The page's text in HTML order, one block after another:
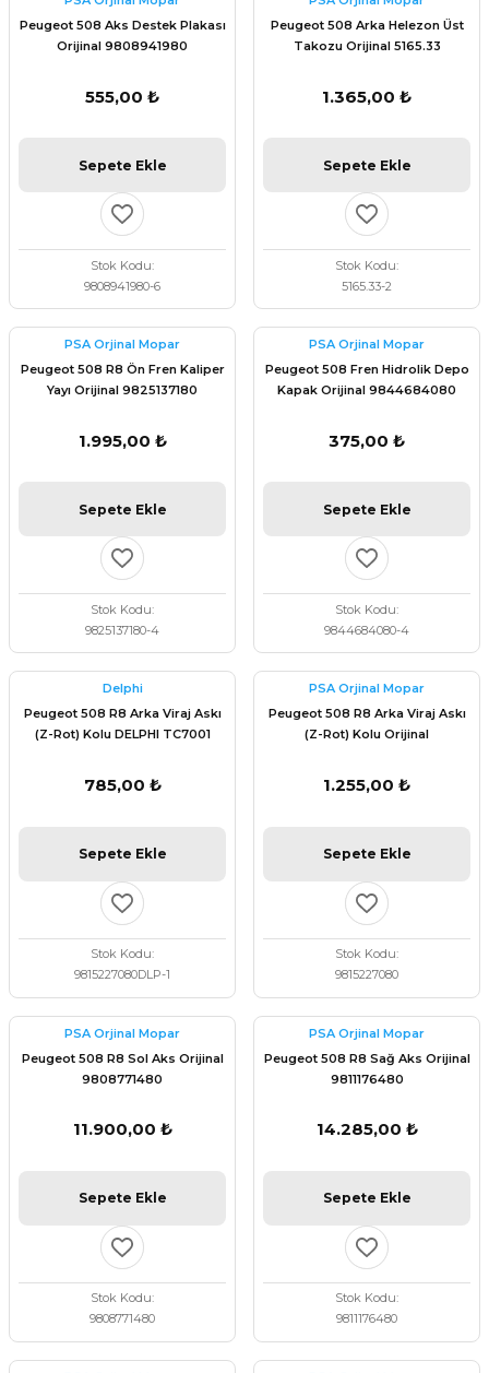
Fren Teli
- Turbo Borusu - Egr - Hava
Şamandıra - Yakıt Hortumu
Takım- Aks - Fren - Direksiyon
Takozu - Amortisör -
- Volan - Vites Kolu+Teli
- Turbo Borusu - Egr - Hava
Şamandıra - Yakıt Hortumu
Fren Teli
- Turbo Borusu - Egr - Hava
Şamandıra - Yakıt Hortumu
- Gaz Fren Teli
- Turbo Borusu - Egr - Hava
Şamandıra - Yakıt Hortumu
Peugeot 508 Aks Destek Plakası
Orijinal 9808941980
555,00 ₺
Sepete Ekle
Stok Kodu
9808941980-6
Peugeot 508 Arka Helezon Üst
Takozu Orijinal 5165.33
1.365,00 ₺
Sepete Ekle
Stok Kodu
5165.33-2
PSA Orjinal Mopar
Peugeot 508 R8 Ön Fren Kaliper
Yayı Orijinal 9825137180
1.995,00 ₺
Sepete Ekle
Stok Kodu
9825137180-4
PSA Orjinal Mopar
Peugeot 508 Fren Hidrolik Depo
Kapak Orijinal 9844684080
375,00 ₺
Sepete Ekle
Stok Kodu
9844684080-4
Delphi
Peugeot 508 R8 Arka Viraj Askı
(Z-Rot) Kolu DELPHI TC7001
785,00 ₺
Sepete Ekle
Stok Kodu
9815227080DLP-1
PSA Orjinal Mopar
Peugeot 508 R8 Arka Viraj Askı
(Z-Rot) Kolu Orijinal
1.255,00 ₺
Sepete Ekle
Stok Kodu
9815227080
PSA Orjinal Mopar
Peugeot 508 R8 Sol Aks Orijinal
9808771480
11.900,00 ₺
Sepete Ekle
Stok Kodu
9808771480
PSA Orjinal Mopar
Peugeot 508 R8 Sağ Aks Orijinal
9811176480
14.285,00 ₺
Sepete Ekle
Stok Kodu
9811176480